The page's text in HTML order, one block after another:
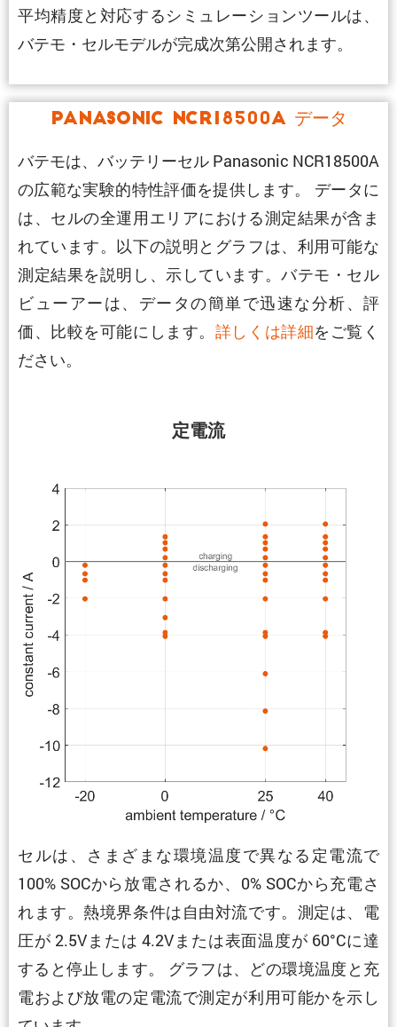
平均精度と対応するシミュレーションツールは、
バテモ・セルモデルが完成次第公開されます。
Panasonic NCR18500A データ
バテモは、バッテリーセル Panasonic NCR18500A
の広範な実験的特性評価を提供します。 データに
は、セルの全運用エリアにおける測定結果が含ま
れています。以下の説明とグラフは、利用可能な
測定結果を説明し、示しています。バテモ・セル
ビューアーは、データの簡単で迅速な分析、評
価、比較を可能にします。 詳しくは詳細をご覧く
ださい。
定電流
セルは、さまざまな環境温度で異なる定電流で
100% SOCから放電されるか、0% SOCから充電さ
れます。熱境界条件は自由対流です。測定は、電
圧が 2.5Vまたは 4.2Vまたは表面温度が 60°Cに達
すると停止します。 グラフは、どの環境温度と充
電および放電の定電流で測定が利用可能かを示し